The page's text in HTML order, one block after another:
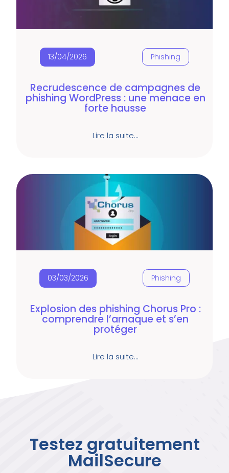
13/04/2026 Phishing
Recrudescence de campagnes de
phishing WordPress : une menace en
forte hausse
Lire la suite…
03/03/2026 Phishing
Explosion des phishing Chorus Pro :
comprendre l’arnaque et s’en
protéger
Lire la suite…
Testez gratuitement
MailSecure